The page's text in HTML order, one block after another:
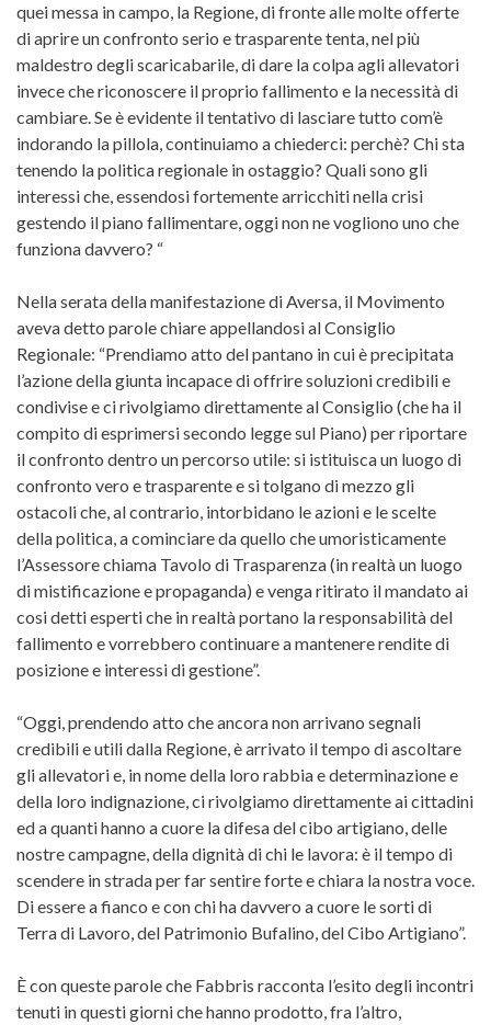
quei messa in campo, la Regione, di fronte alle molte offerte
di aprire un confronto serio e trasparente tenta, nel più
maldestro degli scaricabarile, di dare la colpa agli allevatori
invece che riconoscere il proprio fallimento e la necessità di
cambiare. Se è evidente il tentativo di lasciare tutto com’è
indorando la pillola, continuiamo a chiederci: perchè? Chi sta
tenendo la politica regionale in ostaggio? Quali sono gli
interessi che, essendosi fortemente arricchiti nella crisi
gestendo il piano fallimentare, oggi non ne vogliono uno che
funziona davvero? “
Nella serata della manifestazione di Aversa, il Movimento
aveva detto parole chiare appellandosi al Consiglio
Regionale: “Prendiamo atto del pantano in cui è precipitata
l’azione della giunta incapace di offrire soluzioni credibili e
condivise e ci rivolgiamo direttamente al Consiglio (che ha il
compito di esprimersi secondo legge sul Piano) per riportare
il confronto dentro un percorso utile: si istituisca un luogo di
confronto vero e trasparente e si tolgano di mezzo gli
ostacoli che, al contrario, intorbidano le azioni e le scelte
della politica, a cominciare da quello che umoristicamente
l’Assessore chiama Tavolo di Trasparenza (in realtà un luogo
di mistificazione e propaganda) e venga ritirato il mandato ai
cosi detti esperti che in realtà portano la responsabilità del
fallimento e vorrebbero continuare a mantenere rendite di
posizione e interessi di gestione”.
“Oggi, prendendo atto che ancora non arrivano segnali
credibili e utili dalla Regione, è arrivato il tempo di ascoltare
gli allevatori e, in nome della loro rabbia e determinazione e
della loro indignazione, ci rivolgiamo direttamente ai cittadini
ed a quanti hanno a cuore la difesa del cibo artigiano, delle
nostre campagne, della dignità di chi le lavora: è il tempo di
scendere in strada per far sentire forte e chiara la nostra voce.
Di essere a fianco e con chi ha davvero a cuore le sorti di
Terra di Lavoro, del Patrimonio Bufalino, del Cibo Artigiano”.
È con queste parole che Fabbris racconta l’esito degli incontri
tenuti in questi giorni che hanno prodotto, fra l’altro,